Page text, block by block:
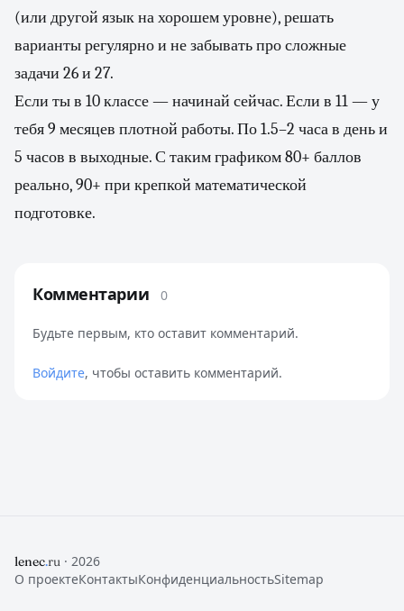
(или другой язык на хорошем уровне), решать
варианты регулярно и не забывать про сложные
задачи 26 и 27.
Если ты в 10 классе — начинай сейчас. Если в 11 — у
тебя 9 месяцев плотной работы. По 1.5–2 часа в день и
5 часов в выходные. С таким графиком 80+ баллов
реально, 90+ при крепкой математической
подготовке.
Комментарии 0
Будьте первым, кто оставит комментарий.
Войдите, чтобы оставить комментарий.
lenec.ru · 2026
О проектеКонтактыКонфиденциальностьSitemap